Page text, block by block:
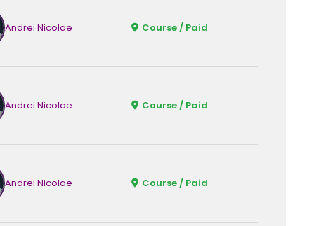
Andrei Nicolae Course / Paid
Andrei Nicolae Course / Paid
Andrei Nicolae Course / Paid